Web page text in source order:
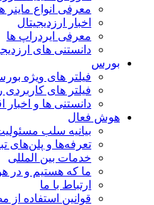
معرفی انواع
اخبار ارزدیجیتال
معرفی ایردراپ ها
دانستنی های
بورس
فیلتر های ویژه
فیلتر های کاربردی
دانستنی ها و اخبار
هوش فعال
بیانیه سلب
تعرفه‌ها و پلن‌های
خدمات بین المللی
ما که هستیم و در
ارتباط با ما
قوانین استفاده